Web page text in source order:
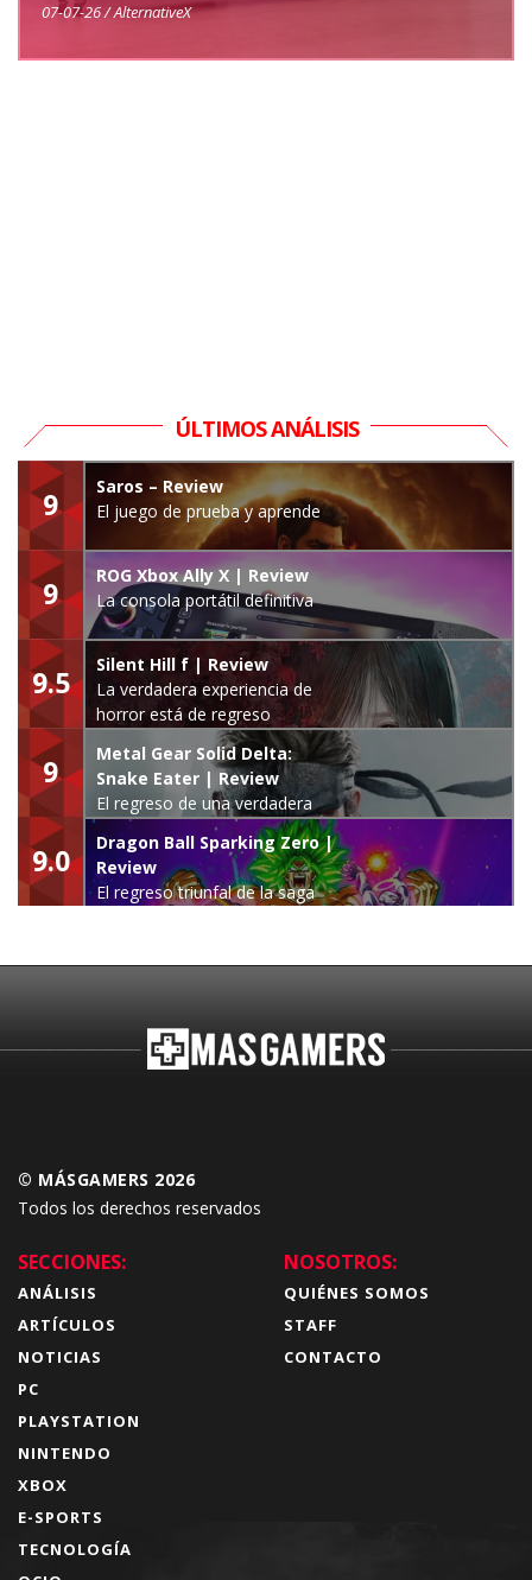
07-07-26 / AlternativeX
ÚLTIMOS ANÁLISIS
9
Saros – Review
El juego de prueba y aprende
9
ROG Xbox Ally X | Review
La consola portátil definitiva
9.5
Silent Hill f | Review
La verdadera experiencia de
horror está de regreso
9
Metal Gear Solid Delta:
Snake Eater | Review
El regreso de una verdadera
leyenda
9.0
Dragon Ball Sparking Zero |
Review
El regreso triunfal de la saga
© MÁSGAMERS 2026
Todos los derechos reservados
SECCIONES:
ANÁLISIS
ARTÍCULOS
NOTICIAS
PC
PLAYSTATION
NINTENDO
XBOX
E-SPORTS
TECNOLOGÍA
NOSOTROS:
QUIÉNES SOMOS
STAFF
CONTACTO